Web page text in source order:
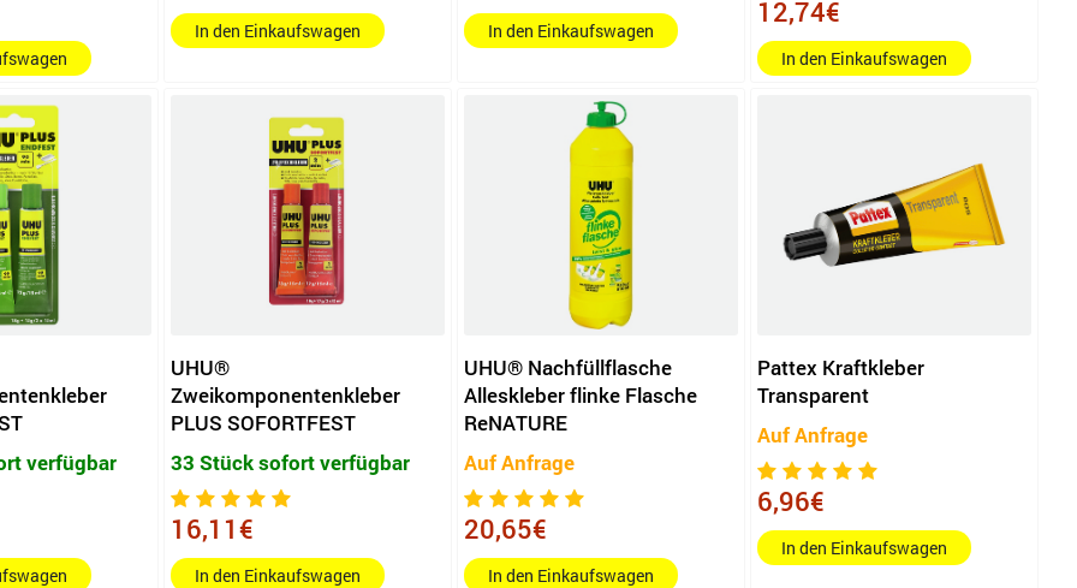
In den Einkaufswagen In den Einkaufswagen
12,74€
In den Einkaufswagen
verfügbar
UHU®
Zweikomponentenkleber
PLUS SOFORTFEST
33 Stück sofort verfügbar
16,11€
In den Einkaufswagen
UHU® Nachfüllflasche
Alleskleber flinke Flasche
ReNATURE
Auf Anfrage
20,65€
In den Einkaufswagen
Pattex Kraftkleber
Transparent
Auf Anfrage
6,96€
In den Einkaufswagen